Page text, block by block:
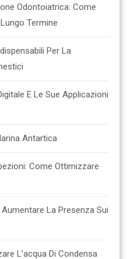
Odontoiatrica: Come
Termine
Per La
E Le Sue Applicazioni
Antartica
Come Ottimizzare
La Presenza Sui
L’acqua Di Condensa